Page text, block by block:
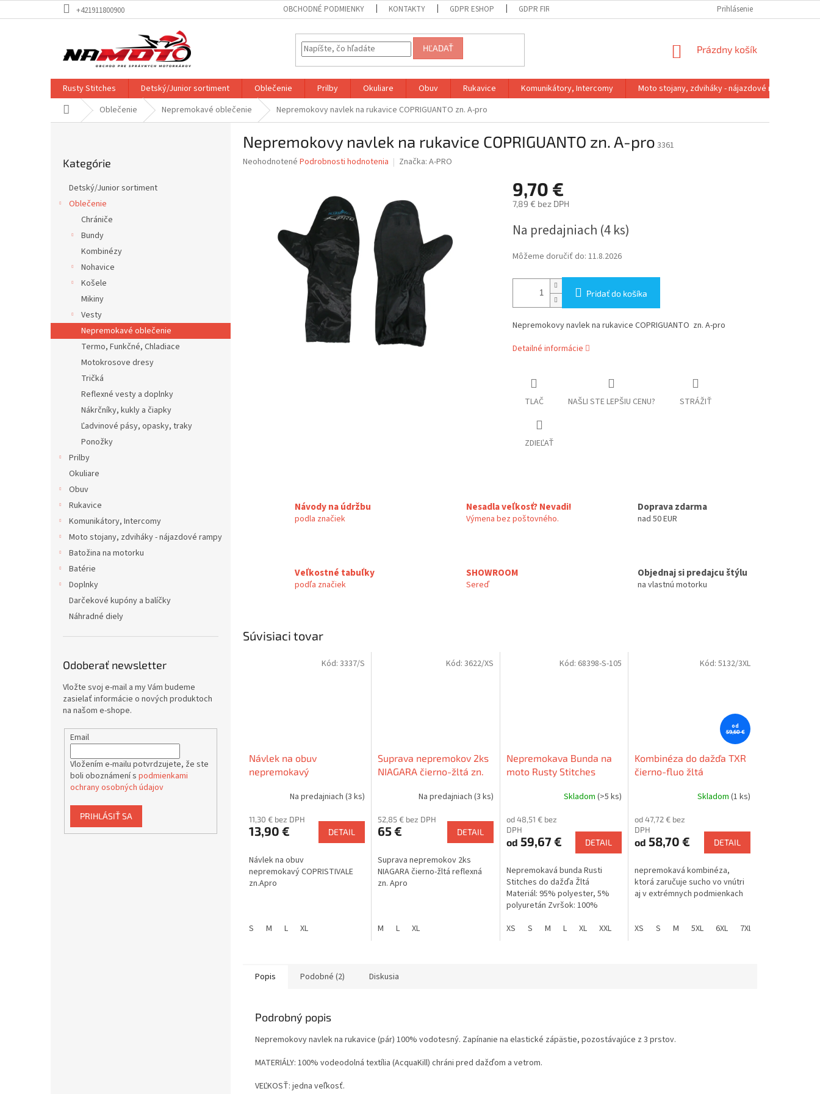
na
+421911800900 OBCHODNÉ PODMIENKY KONTAKTY GDPR ESHOP GDPR FIRMA VÝMENA VEĽKOSTI
Prihlásenie
HĽADAŤ
NÁKUPNÝ
Prázdny košík
Rusty Stitches Detský/Junior sortiment Oblečenie Prilby Okuliare Obuv Rukavice Komunikátory, Intercomy Moto stojany, zdviháky - nájazdové rampy
Domov Oblečenie Nepremokavé oblečenie Nepremokovy navlek na rukavice COPRIGUANTO zn. A-pro
kategórie
Kategórie
Detský/Junior sortiment
Oblečenie
Chrániče
Bundy
Kombinézy
Nohavice
Košele
Mikiny
Vesty
Nepremokavé oblečenie
Termo, Funkčné, Chladiace
Motokrosove dresy
Tričká
Reflexné vesty a doplnky
Nákrčníky, kukly a čiapky
Ľadvinové pásy, opasky, traky
Ponožky
Prilby
Okuliare
Obuv
Rukavice
Komunikátory, Intercomy
Moto stojany, zdviháky - nájazdové rampy
Batožina na motorku
Batérie
Doplnky
Darčekové kupóny a balíčky
Náhradné diely
Odoberať newsletter
Vložte svoj e-mail a my Vám budeme
zasielať informácie o nových produktoch
na našom e-shope.
Email
Vložením e-mailu potvrdzujete, že ste
boli oboznámení s podmienkami
ochrany osobných údajov
PRIHLÁSIŤ SA
Nepremokovy navlek na rukavice COPRIGUANTO zn. A-pro 3361
Priemerné
hviezdičiek.
Neohodnotené Podrobnosti hodnotenia Značka: A-PRO
9,70 €
7,89 € bez DPH
cena:
Na predajniach (4 ks)
Môžeme doručiť do: 11.8.2026
Pridať do košíka
Nepremokovy navlek na rukavice COPRIGUANTO zn. A-pro
Detailné informácie
TLAČ NAŠLI STE LEPŠIU CENU? STRÁŽIŤ
ZDIEĽAŤ
Návody na údržbu
podla značiek
Nesadla veľkosť? Nevadi!
Výmena bez poštovného.
Doprava zdarma
nad 50 EUR
Veľkostné tabuľky
podľa značiek
SHOWROOM
Sereď
Objednaj si predajcu štýlu
na vlastnú motorku
Súvisiaci tovar
Návlek na obuv
nepremokavý
Na predajniach (3 ks)
11,30 € bez DPH
13,90 € DETAIL
Návlek na obuv
nepremokavý COPRISTIVALE
zn.Apro
S M L XL
Kód: 3337/S
Suprava nepremokov 2ks
NIAGARA čierno-žltá zn.
Na predajniach (3 ks)
52,85 € bez DPH
65 € DETAIL
Suprava nepremokov 2ks
NIAGARA čierno-žltá reflexná
zn. Apro
M L XL
Kód: 3622/XS
Nepremokava Bunda na
moto Rusty Stitches
Skladom(>5 ks)
od 48,51 € bez
DPH
od 59,67 € DETAIL
Nepremokavá bunda Rusti
Stitches do dažďa Žltá
Materiál: 95% polyester, 5%
polyuretán Zvršok: 100%
100% termoplastický
XS S M L XL XXL 3XL 4XL
Kód: 68398-S-105
od
59,60 €
Kombinéza do dažďa TXR
čierno-fluo žltá
Skladom (1 ks)
od 47,72 € bez
DPH
od 58,70 € DETAIL
nepremokavá kombinéza,
ktorá zaručuje sucho vo vnútri
aj v extrémnych podmienkach
XS S M 5XL 6XL 7XL
Kód: 5132/3XL
Popis Podobné (2) Diskusia
Podrobný popis
Nepremokovy navlek na rukavice (pár) 100% vodotesný. Zapínanie na elastické zápästie, pozostávajúce z 3 prstov.
MATERIÁLY: 100% vodeodolná textília (AcquaKill) chráni pred dažďom a vetrom.
VEĽKOSŤ: jedna veľkosť.